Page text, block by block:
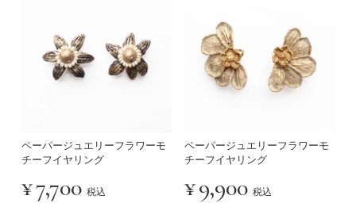
ペーパージュエリーフラワーモ
チーフイヤリング
¥7,700 税込
ペーパージュエリーフラワーモ
チーフイヤリング
¥9,900 税込